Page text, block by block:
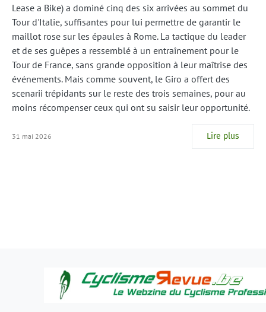
Lease a Bike) a dominé cinq des six arrivées au sommet du
Tour d'Italie, suffisantes pour lui permettre de garantir le
maillot rose sur les épaules à Rome. La tactique du leader
et de ses guêpes a ressemblé à un entraînement pour le
Tour de France, sans grande opposition à leur maîtrise des
événements. Mais comme souvent, le Giro a offert des
scenarii trépidants sur le reste des trois semaines, pour au
moins récompenser ceux qui ont su saisir leur opportunité.
31 mai 2026 Lire plus